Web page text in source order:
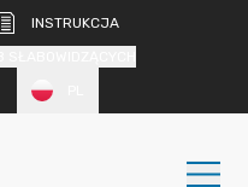
INSTRUKCJA